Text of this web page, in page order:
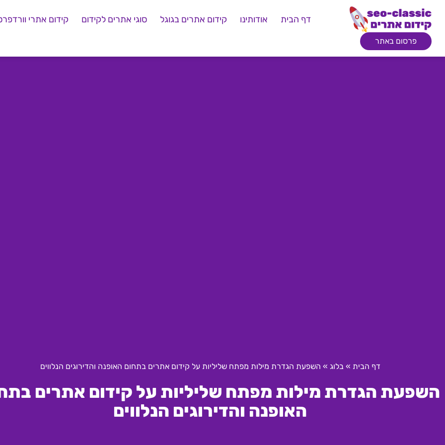
דף הבית אודותינו קידום אתרים בגוגל סוגי אתרים לקידום קידום אתרי
פרסום באתר
דף הבית »בלוג » השפעת הגדרת מילות מפתח שליליות על קידום אתרים בתחום האופנה והדירוגים הנלווים
השפעת הגדרת מילות מפתח שליליות על קידום אתרים
האופנה והדירוגים הנלווים